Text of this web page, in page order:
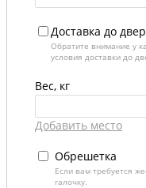
Доставка до
Обратите внимание у
условия доставки до
Вес, кг
Добавить место
Обрешетка
Если вам требуется
галочку.